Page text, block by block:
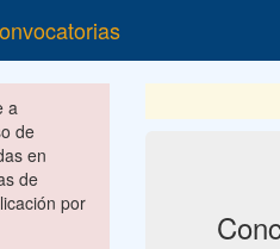
a
de
en
de
por